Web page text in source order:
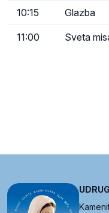
10:15 Glazba
11:00 Sveta